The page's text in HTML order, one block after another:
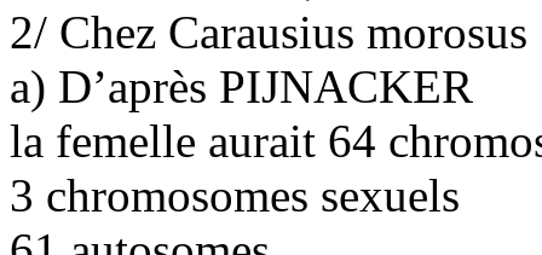
2/ Chez Carausius morosus
a) D’après PIJNACKER
la femelle aurait 64
3 chromosomes sexuels